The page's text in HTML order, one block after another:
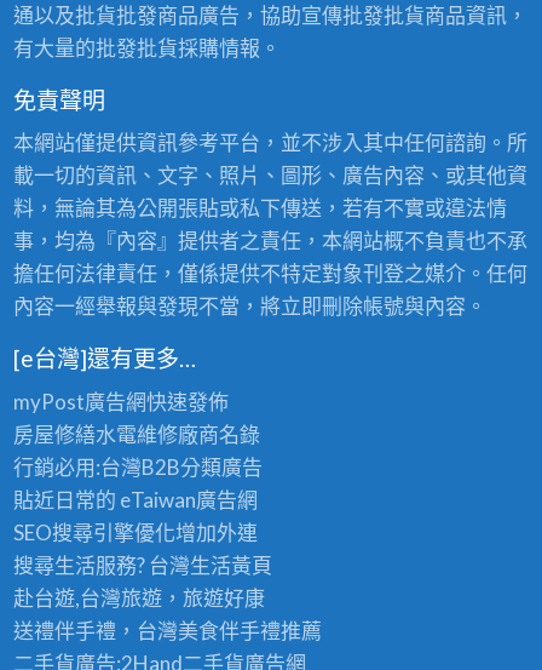
通以及批貨批發商品廣告，協助宣傳批發批貨商品資訊，
有大量的批發批貨採購情報。
免責聲明
本網站僅提供資訊參考平台，並不涉入其中任何諮詢。所
載一切的資訊、文字、照片、圖形、廣告內容、或其他資
料，無論其為公開張貼或私下傳送，若有不實或違法情
事，均為『內容』提供者之責任，本網站概不負責也不承
擔任何法律責任，僅係提供不特定對象刊登之媒介。任何
內容一經舉報與發現不當，將立即刪除帳號與內容。
[e台灣]還有更多…
myPost廣告網快速發佈
房屋修繕水電維修廠商名錄
行銷必用:台灣B2B分類廣告
貼近日常的 eTaiwan廣告網
SEO搜尋引擎優化增加外連
搜尋生活服務? 台灣生活黃頁
赴台遊,台灣旅遊，旅遊好康
送禮伴手禮，台灣美食伴手禮推薦
二手貨廣告:2Hand二手貨廣告網